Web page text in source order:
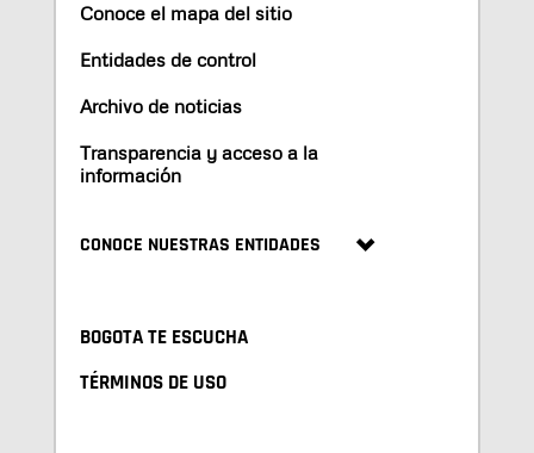
Conoce el mapa del sitio
Entidades de control
Archivo de noticias
Transparencia y acceso a la
información
CONOCE NUESTRAS ENTIDADES
BOGOTA TE ESCUCHA
TÉRMINOS DE USO